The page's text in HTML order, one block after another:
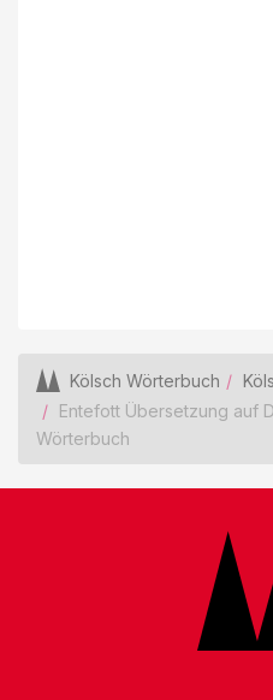
Kölsch Wörterbuch
Entefott Übersetzung auf
Wörterbuch